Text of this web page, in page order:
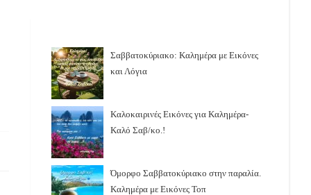
Σαββατοκύριακο: Καλημέρα με Εικόνες
και Λόγια
Καλοκαιρινές Εικόνες για Καλημέρα-
Καλό Σαβ/κο.!
Όμορφο Σαββατοκύριακο στην παραλία.
Καλημέρα με Εικόνες Τοπ